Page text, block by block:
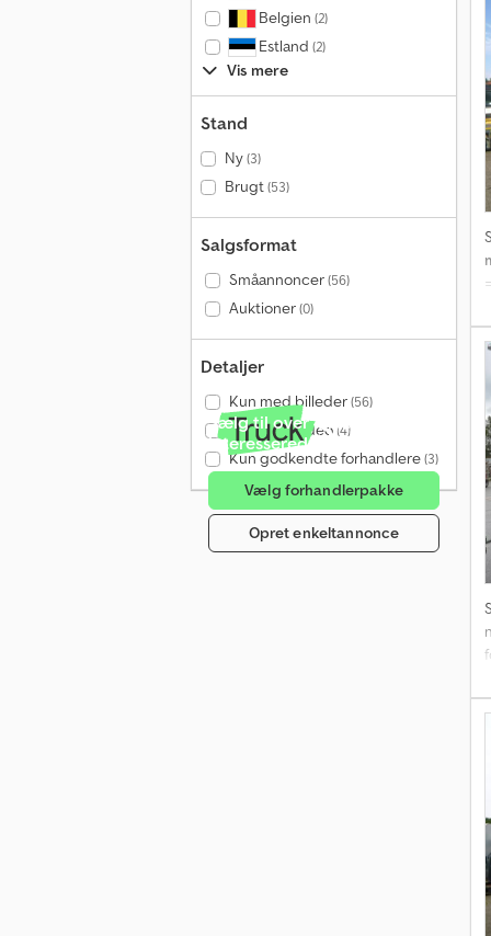
Belgien (2)
Estland (2)
Vis mere
Stand
Ny(3)
Brugt(53)
Salgsformat
Småannoncer(56)
Auktioner(0)
Detaljer
Kun med billeder(56)
Kun med video (4)
Kun godkendte forhandlere(3)
Sælg til over 4 millioner
interesserede om måneden
Vælg forhandlerpakke
Opret enkeltannonce